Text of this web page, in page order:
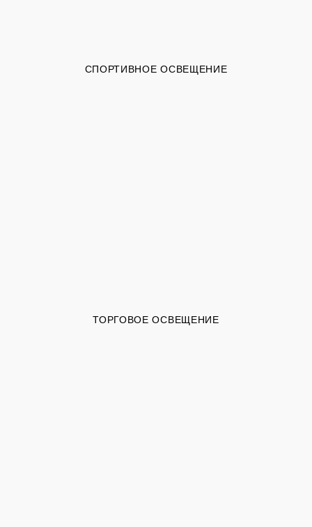
СПОРТИВНОЕ ОСВЕЩЕНИЕ
ТОРГОВОЕ ОСВЕЩЕНИЕ